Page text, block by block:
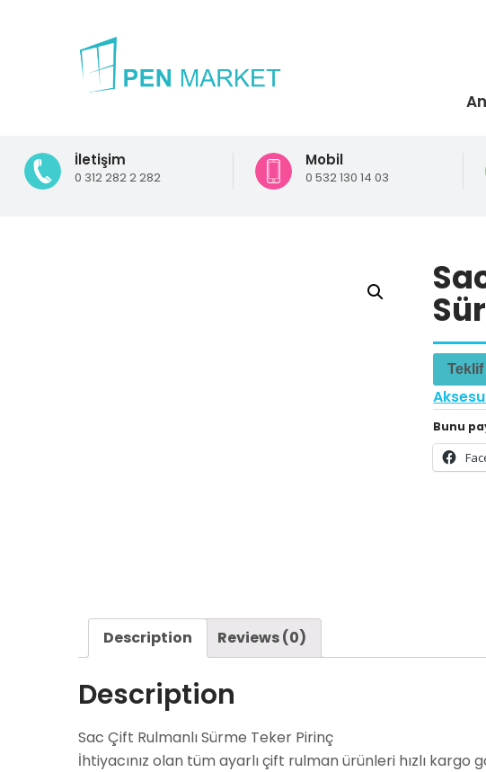
İletişim
0 312 282 2 282
Mobil
0 532 130 14 03
Bunu
Description Reviews (0)
Description
Sac Çift Rulmanlı Sürme Teker Pirinç
İhtiyacınız olan tüm ayarlı çift rulman ürünleri hızlı